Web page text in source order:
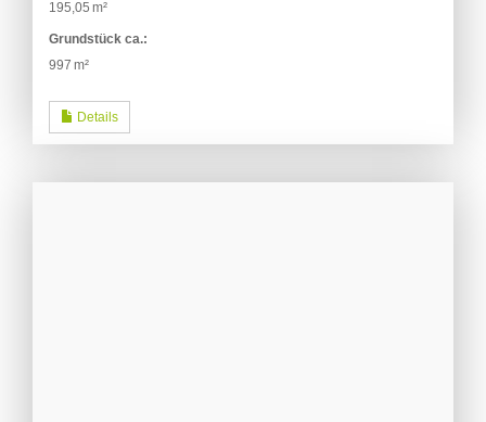
195,05 m²
Grund­stück ca.:
997 m²
Details